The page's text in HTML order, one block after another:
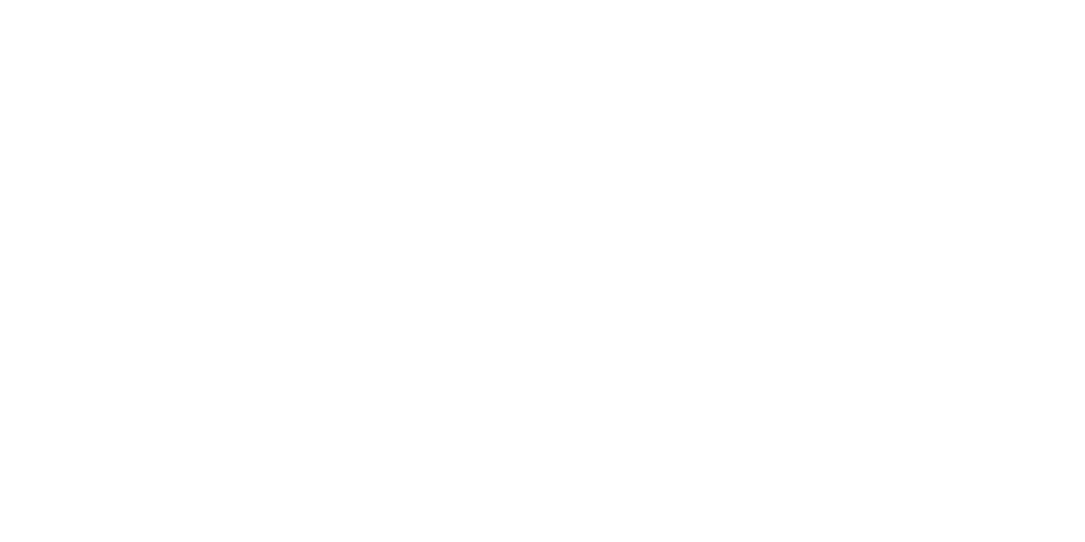
a večeře.
za poplatek.
služby jsou závislé na ročním období a na místních klimatických podmínkách. Jazyky: angličtina. Kreditní karty: American Express.
lůžky, přistýlkou, dětskou postýlkou (zdarma), varnou konvicí (případně za poplatek), minibarem (za poplatek), internetem (případně za
Velikost: cca 15 - 20 m².
lůžky, přistýlkou, dětskou postýlkou (zdarma), varnou konvicí (případně za poplatek), minibarem (za poplatek), balkónem, internetem
řízenou klimatizací. Velikost: cca 15 - 20 m².
lůžky, přistýlkou, dětskou postýlkou (zdarma), varnou konvicí (případně za poplatek), minibarem (za poplatek), balkónem, internetem
řízenou klimatizací. Velikost: cca 15 - 20 m².
lůžky, přistýlkou, dětskou postýlkou (zdarma), varnou konvicí (případně za poplatek), minibarem (za poplatek), internetem (případně za
Velikost: cca 15 - 20 m².